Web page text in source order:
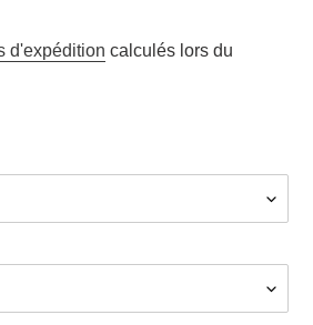
d'expédition calculés lors du